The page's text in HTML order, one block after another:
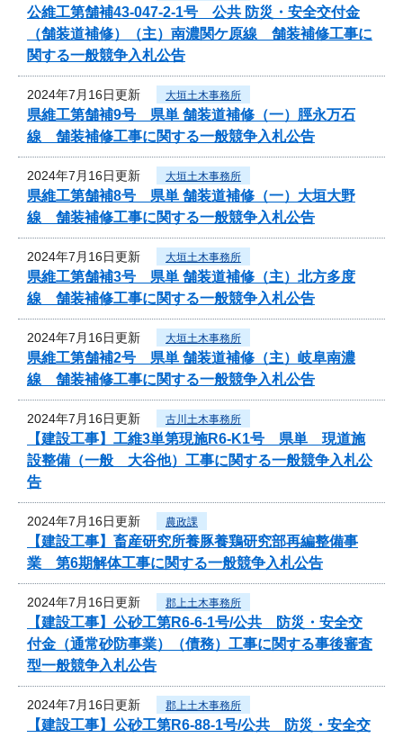
公維工第舗補43-047-2-1号 公共 防災・安全交付金
（舗装道補修）（主）南濃関ケ原線 舗装補修工事に
関する一般競争入札公告
2024年7月16日更新 大垣土木事務所
県維工第舗補9号 県単 舗装道補修（一）脛永万石
線 舗装補修工事に関する一般競争入札公告
2024年7月16日更新 大垣土木事務所
県維工第舗補8号 県単 舗装道補修（一）大垣大野
線 舗装補修工事に関する一般競争入札公告
2024年7月16日更新 大垣土木事務所
県維工第舗補3号 県単 舗装道補修（主）北方多度
線 舗装補修工事に関する一般競争入札公告
2024年7月16日更新 大垣土木事務所
県維工第舗補2号 県単 舗装道補修（主）岐阜南濃
線 舗装補修工事に関する一般競争入札公告
2024年7月16日更新 古川土木事務所
【建設工事】工維3単第現施R6-K1号 県単 現道施
設整備（一般 大谷他）工事に関する一般競争入札公
告
2024年7月16日更新 農政課
【建設工事】畜産研究所養豚養鶏研究部再編整備事
業 第6期解体工事に関する一般競争入札公告
2024年7月16日更新 郡上土木事務所
【建設工事】公砂工第R6-6-1号/公共 防災・安全交
付金（通常砂防事業）（債務）工事に関する事後審査
型一般競争入札公告
2024年7月16日更新 郡上土木事務所
【建設工事】公砂工第R6-88-1号/公共 防災・安全交